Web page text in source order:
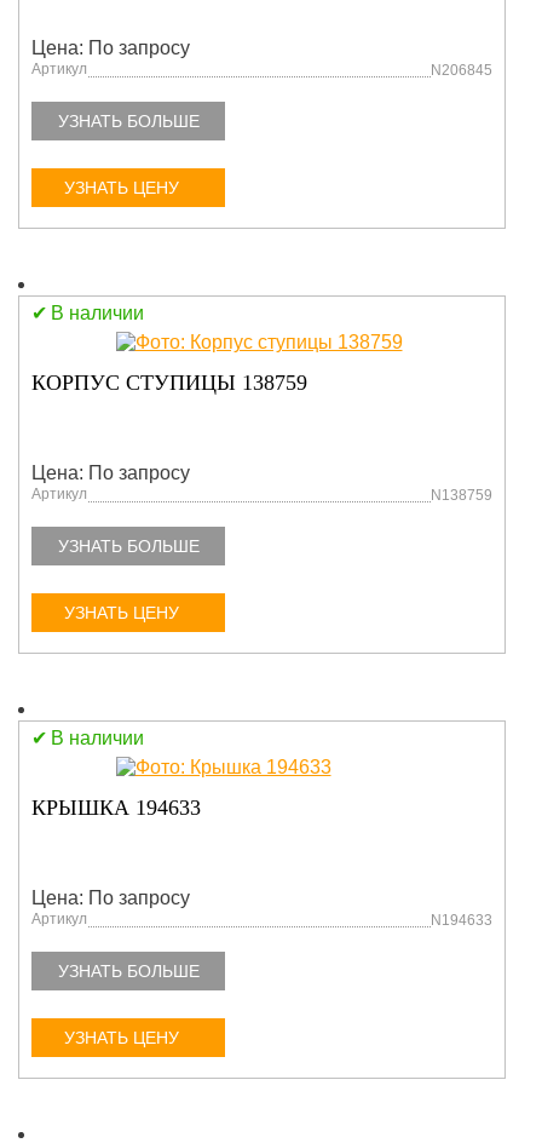
Цена: По запросу
Артикул N206845
УЗНАТЬ БОЛЬШЕ
УЗНАТЬ ЦЕНУ
В наличии
КОРПУС СТУПИЦЫ 138759
Цена: По запросу
Артикул N138759
УЗНАТЬ БОЛЬШЕ
УЗНАТЬ ЦЕНУ
В наличии
КРЫШКА 194633
Цена: По запросу
Артикул N194633
УЗНАТЬ БОЛЬШЕ
УЗНАТЬ ЦЕНУ